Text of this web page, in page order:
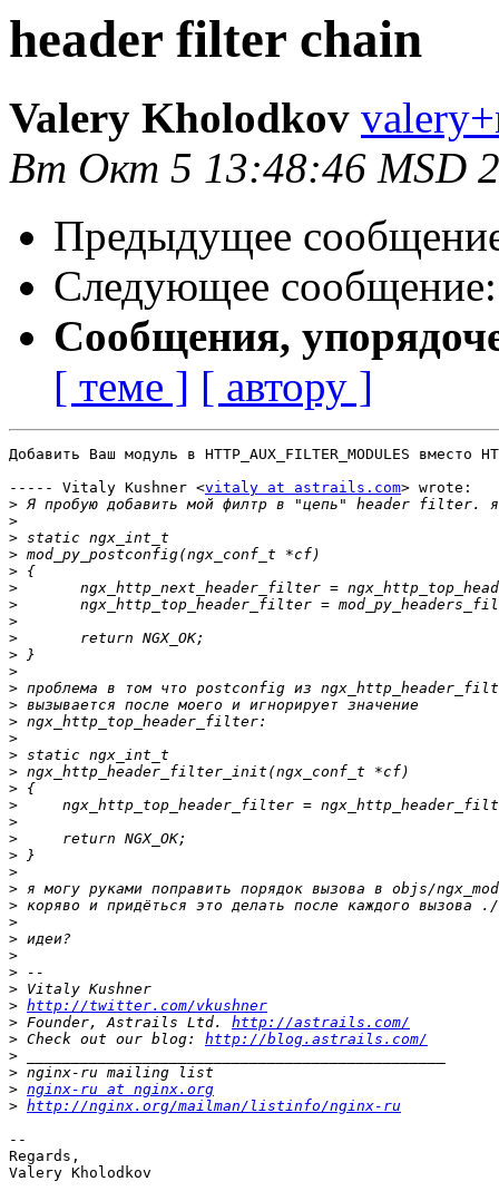
header filter chain
Valery Kholodkov
Вт Окт 5 13:48:46 MSD
Предыдущее
Следующее
Сообщения,
[ теме ] [ автору ]
Добавить Ваш модуль в HTTP_AUX_FILTER_MODULES вместо
----- Vitaly Kushner <vitaly at astrails.com> wrote:
>
>
>
>
>
>
>
>
>
>
>
>
>
>
>
>
>
>
>
>
>
>
>
>
>
>
>
>
>
>
> http://twitter.com/vkushner
> Founder, Astrails Ltd. http://astrails.com/
> Check out our blog: http://blog.astrails.com/
>
>
> nginx-ru at nginx.org
> http://nginx.org/mailman/listinfo/nginx-ru
--
Regards,
Valery Kholodkov